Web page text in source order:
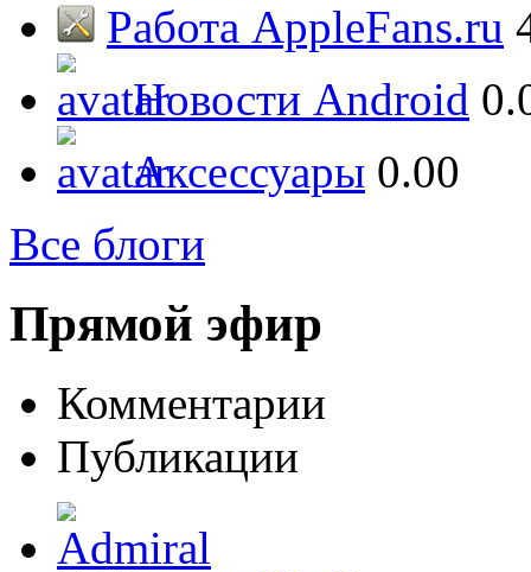
Работа AppleFans.ru
Новости Android
Аксессуары 0.00
Все блоги
Прямой эфир
Комментарии
Публикации